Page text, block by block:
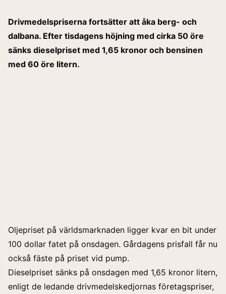
Drivmedelspriserna fortsätter att åka berg- och
dalbana. Efter tisdagens höjning med cirka 50 öre
sänks dieselpriset med 1,65 kronor och bensinen
med 60 öre litern.
Oljepriset på världsmarknaden ligger kvar en bit under
100 dollar fatet på onsdagen. Gårdagens prisfall får nu
också fäste på priset vid pump.
Dieselpriset sänks på onsdagen med 1,65 kronor litern,
enligt de ledande drivmedelskedjornas företagspriser,